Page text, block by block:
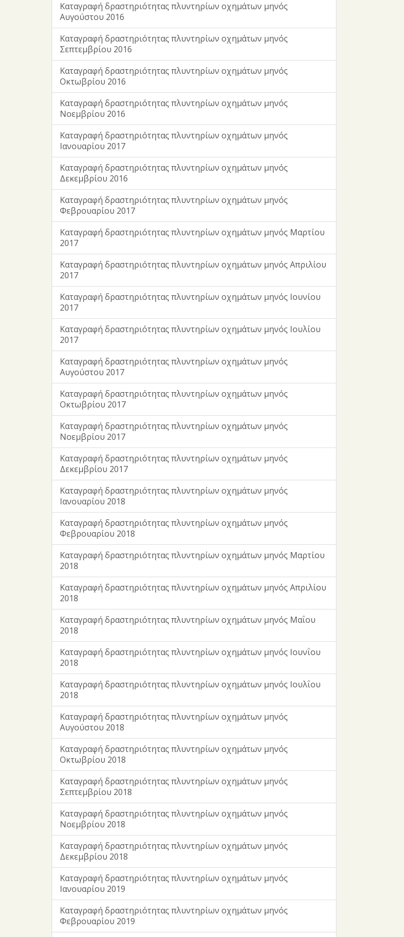
Καταγραφή δραστηριότητας πλυντηρίων οχημάτων μηνός
Αυγούστου 2016
Καταγραφή δραστηριότητας πλυντηρίων οχημάτων μηνός
Σεπτεμβρίου 2016
Καταγραφή δραστηριότητας πλυντηρίων οχημάτων μηνός
Οκτωβρίου 2016
Καταγραφή δραστηριότητας πλυντηρίων οχημάτων μηνός
Νοεμβρίου 2016
Καταγραφή δραστηριότητας πλυντηρίων οχημάτων μηνός
Ιανουαρίου 2017
Καταγραφή δραστηριότητας πλυντηρίων οχημάτων μηνός
Δεκεμβρίου 2016
Καταγραφή δραστηριότητας πλυντηρίων οχημάτων μηνός
Φεβρουαρίου 2017
Καταγραφή δραστηριότητας πλυντηρίων οχημάτων μηνός Μαρτίου
2017
Καταγραφή δραστηριότητας πλυντηρίων οχημάτων μηνός Απριλίου
2017
Καταγραφή δραστηριότητας πλυντηρίων οχημάτων μηνός Ιουνίου
2017
Καταγραφή δραστηριότητας πλυντηρίων οχημάτων μηνός Ιουλίου
2017
Καταγραφή δραστηριότητας πλυντηρίων οχημάτων μηνός
Αυγούστου 2017
Καταγραφή δραστηριότητας πλυντηρίων οχημάτων μηνός
Οκτωβρίου 2017
Καταγραφή δραστηριότητας πλυντηρίων οχημάτων μηνός
Νοεμβρίου 2017
Καταγραφή δραστηριότητας πλυντηρίων οχημάτων μηνός
Δεκεμβρίου 2017
Καταγραφή δραστηριότητας πλυντηρίων οχημάτων μηνός
Ιανουαρίου 2018
Καταγραφή δραστηριότητας πλυντηρίων οχημάτων μηνός
Φεβρουαρίου 2018
Καταγραφή δραστηριότητας πλυντηρίων οχημάτων μηνός Μαρτίου
2018
Καταγραφή δραστηριότητας πλυντηρίων οχημάτων μηνός Απριλίου
2018
Καταγραφή δραστηριότητας πλυντηρίων οχημάτων μηνός Μαΐου
2018
Καταγραφή δραστηριότητας πλυντηρίων οχημάτων μηνός Ιουνΐου
2018
Καταγραφή δραστηριότητας πλυντηρίων οχημάτων μηνός Ιουλΐου
2018
Καταγραφή δραστηριότητας πλυντηρίων οχημάτων μηνός
Αυγούστου 2018
Καταγραφή δραστηριότητας πλυντηρίων οχημάτων μηνός
Οκτωβρίου 2018
Καταγραφή δραστηριότητας πλυντηρίων οχημάτων μηνός
Σεπτεμβρίου 2018
Καταγραφή δραστηριότητας πλυντηρίων οχημάτων μηνός
Νοεμβρίου 2018
Καταγραφή δραστηριότητας πλυντηρίων οχημάτων μηνός
Δεκεμβρίου 2018
Καταγραφή δραστηριότητας πλυντηρίων οχημάτων μηνός
Ιανουαρίου 2019
Καταγραφή δραστηριότητας πλυντηρίων οχημάτων μηνός
Φεβρουαρίου 2019